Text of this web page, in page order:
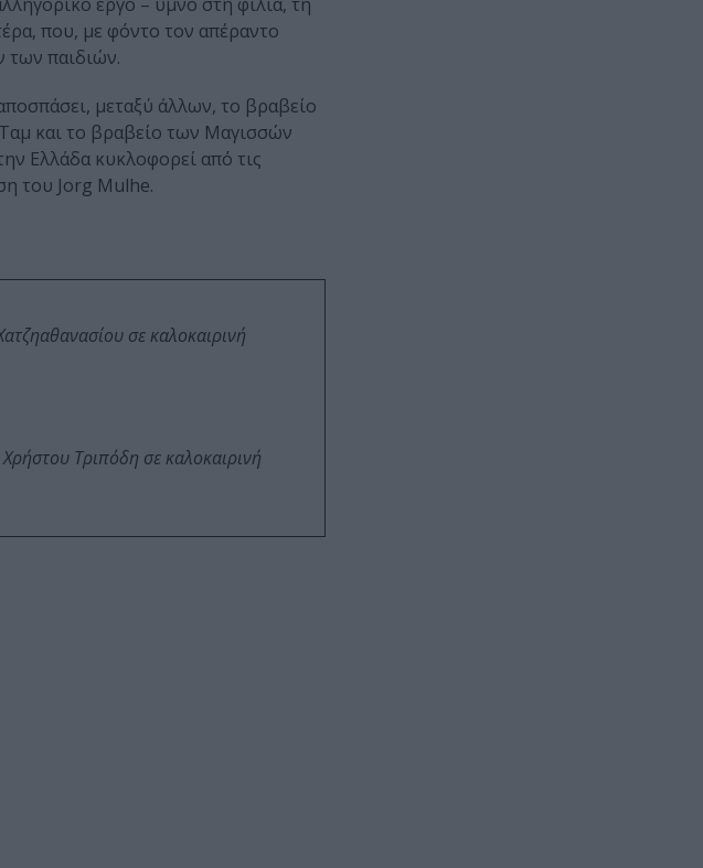
που, με φόντο τον απέραντο
των παιδιών.
μεταξύ άλλων, το βραβείο
και το βραβείο των Μαγισσών
Ελλάδα κυκλοφορεί από τις
του Jorg Mulhe.
σε καλοκαιρινή
Τριπόδη σε καλοκαιρινή